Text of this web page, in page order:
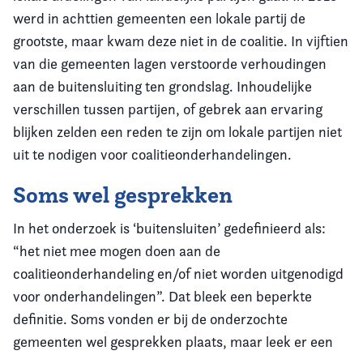
werd in achttien gemeenten een lokale partij de
grootste, maar kwam deze niet in de coalitie. In vijftien
van die gemeenten lagen verstoorde verhoudingen
aan de buitensluiting ten grondslag. Inhoudelijke
verschillen tussen partijen, of gebrek aan ervaring
blijken zelden een reden te zijn om lokale partijen niet
uit te nodigen voor coalitieonderhandelingen.
Soms wel gesprekken
In het onderzoek is ‘buitensluiten’ gedefinieerd als:
“het niet mee mogen doen aan de
coalitieonderhandeling en/of niet worden uitgenodigd
voor onderhandelingen”. Dat bleek een beperkte
definitie. Soms vonden er bij de onderzochte
gemeenten wel gesprekken plaats, maar leek er een